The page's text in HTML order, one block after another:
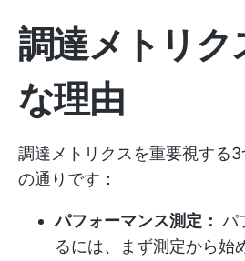
調達メトリク
な理由
調達メトリクスを重要視する
の通りです：
パフォーマンス測定： パ
るには、まず測定から始